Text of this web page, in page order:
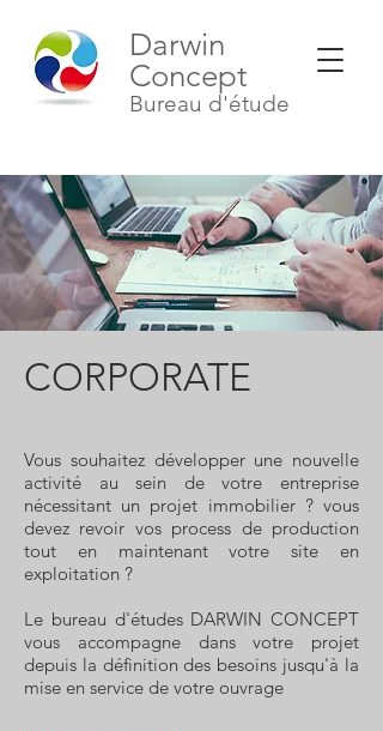
Darwin
Concept
Bureau d'étude
CORPORATE
Vous souhaitez développer une nouvelle
activité au sein de votre entreprise
nécessitant un projet immobilier ? vous
devez revoir vos process de production
tout en maintenant votre site en
exploitation ?
Le bureau d'études DARWIN CONCEPT
vous accompagne dans votre projet
depuis la définition des besoins jusqu'à la
mise en service de votre ouvrage